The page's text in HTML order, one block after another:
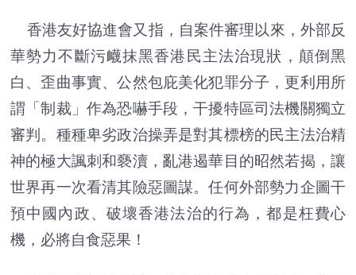
香港友好協進會又指，自案件審理以來，外部反
華勢力不斷污衊抹黑香港民主法治現狀，顛倒黑
白、歪曲事實、公然包庇美化犯罪分子，更利用所
謂「制裁」作為恐嚇手段，干擾特區司法機關獨立
審判。種種卑劣政治操弄是對其標榜的民主法治精
神的極大諷刺和褻瀆，亂港遏華目的昭然若揭，讓
世界再一次看清其險惡圖謀。任何外部勢力企圖干
預中國內政、破壞香港法治的行為，都是枉費心
機，必將自食惡果！